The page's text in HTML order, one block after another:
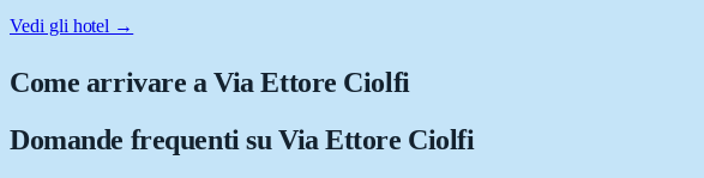
Vedi gli hotel →
Come arrivare aVia Ettore Ciolfi
Domande frequenti su Via Ettore Ciolfi